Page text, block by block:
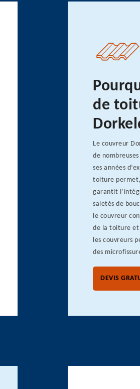
de
Le couvreur
de
ses années
toiture
garantit
saletés de
le couvreur
de la toiture et
les couvreurs
des
DEVIS